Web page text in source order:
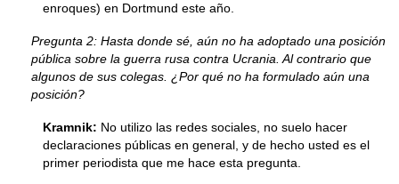
enroques) en Dortmund este año.
Pregunta 2: Hasta donde sé, aún no ha adoptado una posición
pública sobre la guerra rusa contra Ucrania. Al contrario que
algunos de sus colegas. ¿Por qué no ha formulado aún una
posición?
Kramnik: No utilizo las redes sociales, no suelo hacer
declaraciones públicas en general, y de hecho usted es el
primer periodista que me hace esta pregunta.